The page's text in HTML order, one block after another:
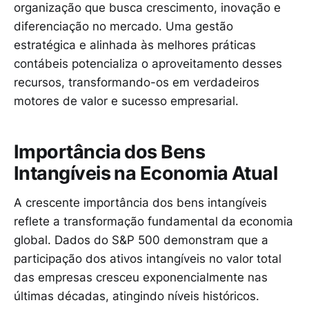
organização que busca crescimento, inovação e
diferenciação no mercado. Uma gestão
estratégica e alinhada às melhores práticas
contábeis potencializa o aproveitamento desses
recursos, transformando-os em verdadeiros
motores de valor e sucesso empresarial.
Importância dos Bens
Intangíveis na Economia Atual
A crescente importância dos bens intangíveis
reflete a transformação fundamental da economia
global. Dados do S&P 500 demonstram que a
participação dos ativos intangíveis no valor total
das empresas cresceu exponencialmente nas
últimas décadas, atingindo níveis históricos.